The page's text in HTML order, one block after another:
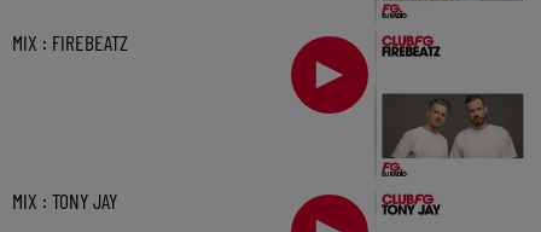
MIX : FIREBEATZ
MIX : TONY JAY